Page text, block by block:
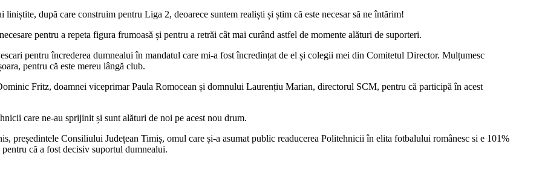
după care construim pentru Liga 2, deoarece suntem realiști și știm că este necesar să ne întărim!
pentru a repeta figura frumoasă și pentru a retrăi cât mai curând astfel de momente alături de suporteri.
pentru încrederea dumnealui în mandatul care mi-a fost încredințat de el și colegii mei din Comitetul Director. Mulțumesc
pentru că este mereu lângă club.
Fritz, doamnei viceprimar Paula Romocean și domnului Laurențiu Marian, directorul SCM, pentru că participă în acest
care ne-au sprijinit și sunt alături de noi pe acest nou drum.
președintele Consiliului Județean Timiș, omul care și-a asumat public readucerea Politehnicii în elita fotbalului românesc si e 101%
că a fost decisiv suportul dumnealui.